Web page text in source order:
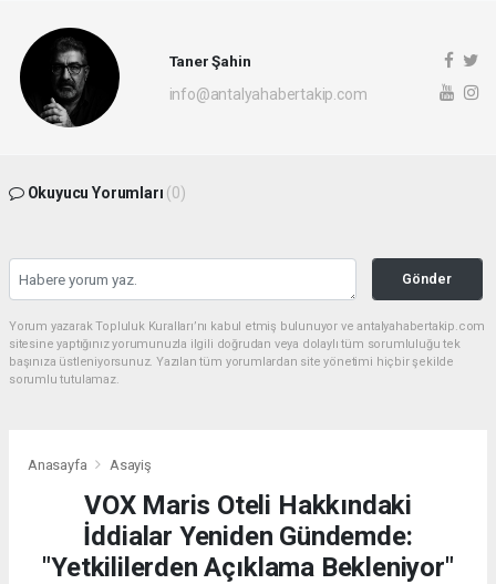
Taner Şahin
info@antalyahabertakip.com
Okuyucu Yorumları (0)
Gönder
Yorum yazarak Topluluk Kuralları’nı kabul etmiş bulunuyor ve antalyahabertakip.com
sitesine yaptığınız yorumunuzla ilgili doğrudan veya dolaylı tüm sorumluluğu tek
başınıza üstleniyorsunuz. Yazılan tüm yorumlardan site yönetimi hiçbir şekilde
sorumlu tutulamaz.
Anasayfa Asayiş
VOX Maris Oteli Hakkındaki
İddialar Yeniden Gündemde:
"Yetkililerden Açıklama Bekleniyor"